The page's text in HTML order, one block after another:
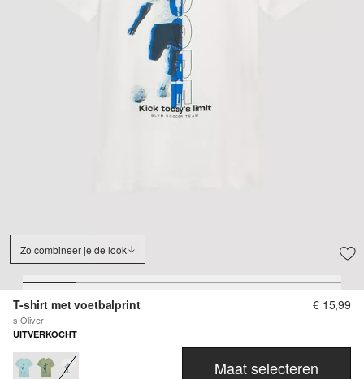
Zo combineer je de look
T-shirt met voetbalprint
s.Oliver
€ 15,99
UITVERKOCHT
Maat selecteren